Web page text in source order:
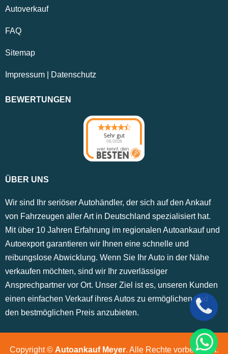
Autoverkauf
FAQ
Sitemap
Impressum Datenschutz
BEWERTUNGEN
Sehr gut
08/2026
ÜBER UNS
Wir sind Ihr seriöser Autohändler, der sich auf den Ankauf
von Fahrzeugen aller Art in Deutschland spezialisiert hat.
Mit über 10 Jahren Erfahrung im regionalen Autoankauf und
Autoexport garantieren wir Ihnen eine schnelle und
reibungslose Abwicklung. Wenn Sie Ihr Auto in der Nähe
verkaufen möchten, sind wir Ihr zuverlässiger
Ansprechpartner vor Ort. Unser Ziel ist es, unseren Kunden
einen einfachen Verkauf ihres Autos zu ermöglichen und
den bestmöglichen Preis anzubieten.
Copyright © Autoankauf Meyer. Alle Rechte vorbehalten.